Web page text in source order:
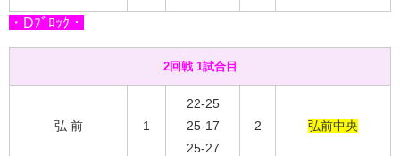
・Dﾌﾞﾛｯｸ・
2回戦 1試合目
弘 前 1
22-25
25-17
25-27
2 弘前中央